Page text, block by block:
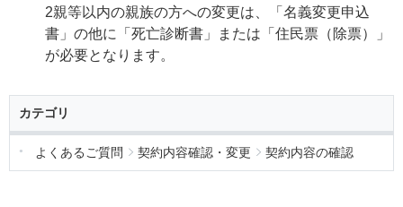
2親等以内の親族の方への変更は、「名義変更申込
書」の他に「死亡診断書」または「住民票（除票）」
が必要となります。
カテゴリ
よくあるご質問 契約内容確認・変更 契約内容の確認